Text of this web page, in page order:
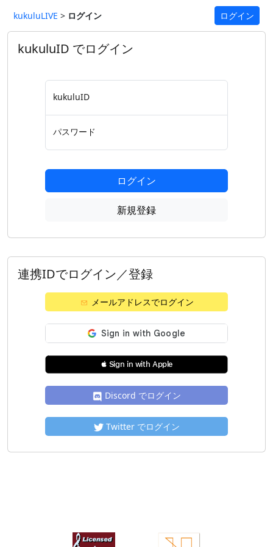
kukuluLIVE > ログイン ログイン
kukuluID でログイン
kukuluID
パスワード
ログイン
新規登録
連携IDでログイン／登録
メールアドレスでログイン
 Sign in with Apple
Discord でログイン
Twitter でログイン